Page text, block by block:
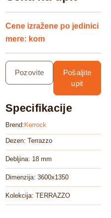
Cene izražene po jedinici
mere: kom
Pozovite
Pošaljite
upit
Specifikacije
Brend: Kerrock
Dezen: Terrazzo
Debljina: 18 mm
Dimenzija: 3600x1350
Kolekcija: TERRAZZO